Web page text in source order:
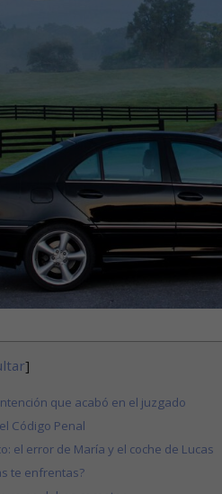
]
que acabó en el juzgado
Código Penal
el error de María y el coche de Lucas
te enfrentas?